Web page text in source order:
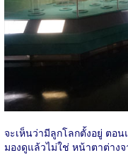
จะเห็นว่ามีลูกโลกตั้งอยู่ ตอ
มองดูแล้วไม่ใช่ หน้าตาต่าง